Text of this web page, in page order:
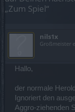
„Zum Spiel“
nils1x
Großmeister
Hallo,
der normale
Ignoriert den
Aggro-ziehenden